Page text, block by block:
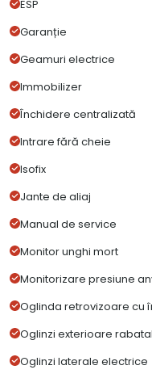
ESP
Garanție
Geamuri electrice
Immobilizer
Închidere centralizată
Intrare fără cheie
Isofix
Jante de aliaj
Manual de service
Monitor unghi mort
Monitorizare presiune
Oglinda retrovizoare cu
Oglinzi exterioare
Oglinzi laterale electrice